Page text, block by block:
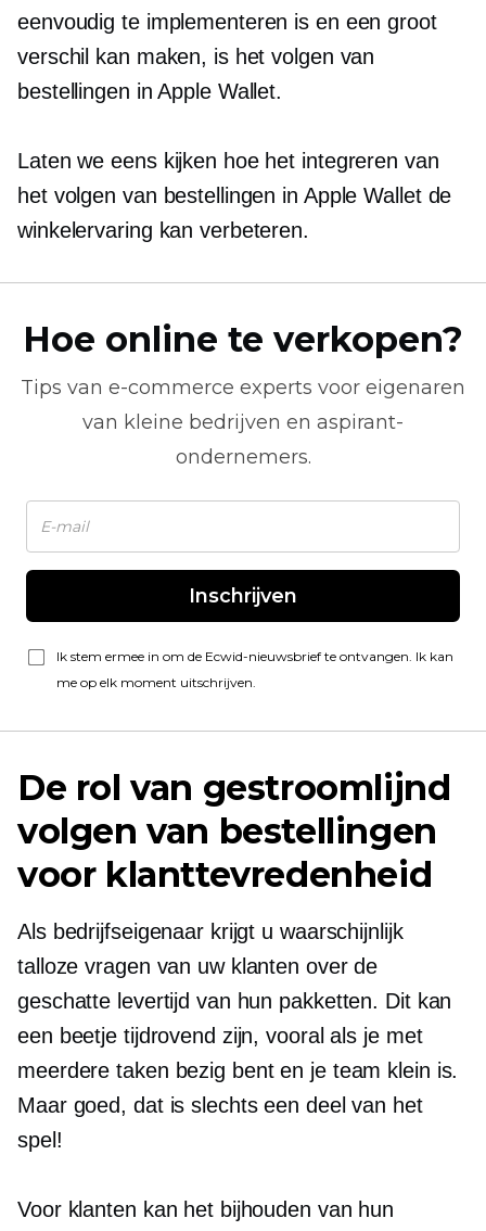
eenvoudig te implementeren is en een groot
verschil kan maken, is het volgen van
bestellingen in Apple Wallet.
Laten we eens kijken hoe het integreren van
het volgen van bestellingen in Apple Wallet de
winkelervaring kan verbeteren.
Hoe online te verkopen?
Tips van e-commerce experts voor eigenaren
van kleine bedrijven en aspirant-
ondernemers.
Inschrijven
Ik stem ermee in om de Ecwid-nieuwsbrief te ontvangen. Ik kan
me op elk moment uitschrijven.
De rol van gestroomlijnd
volgen van bestellingen
voor klanttevredenheid
Als bedrijfseigenaar krijgt u waarschijnlijk
talloze vragen van uw klanten over de
geschatte levertijd van hun pakketten. Dit kan
een beetje tijdrovend zijn, vooral als je met
meerdere taken bezig bent en je team klein is.
Maar goed, dat is slechts een deel van het
spel!
Voor klanten kan het bijhouden van hun